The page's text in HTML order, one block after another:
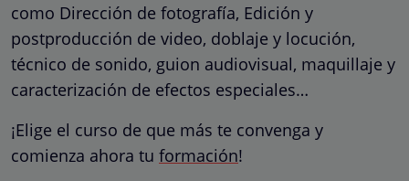
como Dirección de fotografía, Edición y
postproducción de video, doblaje y locución,
técnico de sonido, guion audiovisual, maquillaje y
caracterización de efectos especiales…
¡Elige el curso de que más te convenga y
comienza ahora tu formación!